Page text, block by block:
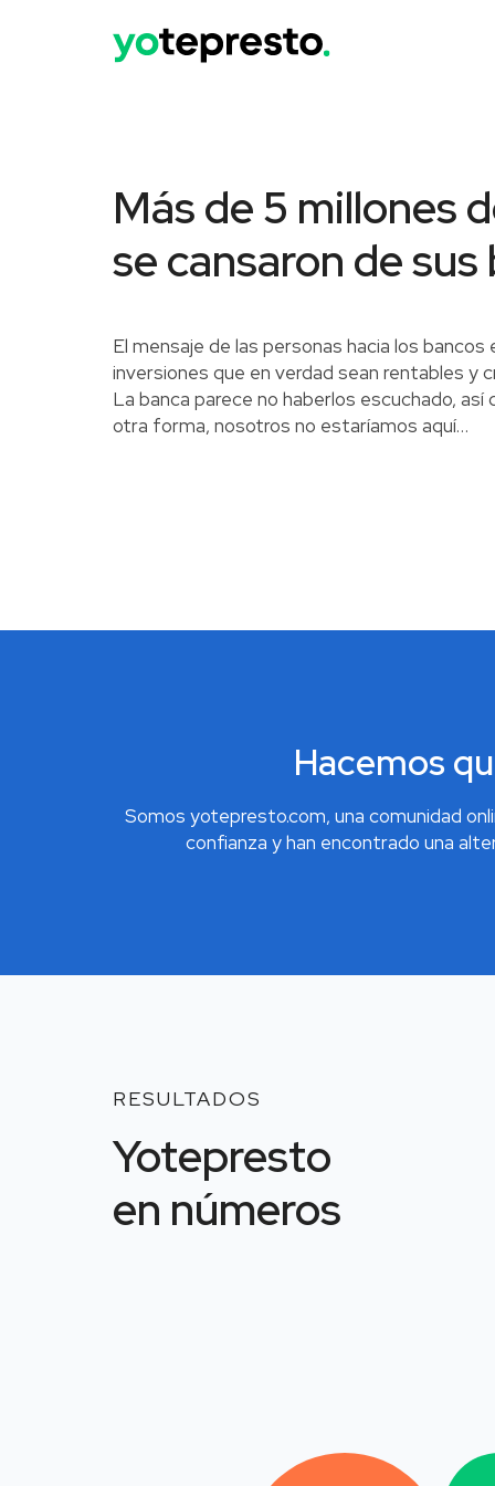
Más de 5 millones
se cansaron de sus
El mensaje de las personas hacia los bancos
inversiones que en verdad sean rentables y
La banca parece no haberlos escuchado, así
otra forma, nosotros no estaríamos aquí…
Hacemos
Somos yotepresto.com, una comunidad
confianza y han encontrado una
RESULTADOS
Yotepresto
en números